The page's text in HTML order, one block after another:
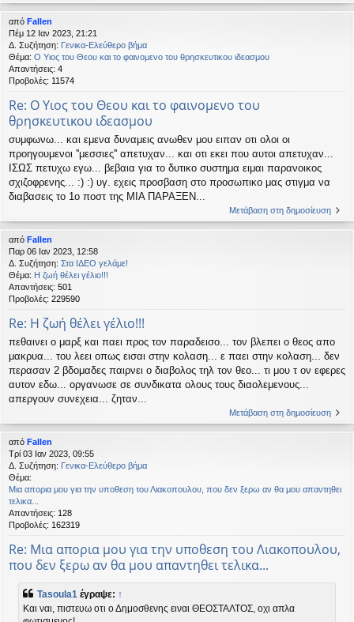
από Fallen
Πέμ 12 Ιαν 2023, 21:21
Δ. Συζήτηση: Γενικα-Ελεύθερο βήμα
Θέμα: Ο Υιος του Θεου και το φαινομενο του θρησκευτικου ιδεασμου
Απαντήσεις: 4
Προβολές: 11574
Re: Ο Υιος του Θεου και το φαινομενο του
θρησκευτικου ιδεασμου
συμφωνω... και εμενα δυναμεις ανωθεν μου ειπαν οτι ολοι οι
προηγουμενοι ''μεσσιες'' απετυχαν... και οτι εκει που αυτοι απετυχαν...
ΙΣΩΣ πετυχω εγω... βεβαια για το δυτικο συστημα ειμαι παρανοικος
σχιζοφρενης... :) :) υγ. εχεις προσβαση στο προσωπικο μας στιγμα να
διαβασεις το 1ο ποστ της ΜΙΑ ΠΑΡΑΞΕΝ...
Μετάβαση στη δημοσίευση
από Fallen
Παρ 06 Ιαν 2023, 12:58
Δ. Συζήτηση: Στα ΙΔΕΟ γελάμε!
Θέμα: Η ζωή θέλει γέλιο!!!
Απαντήσεις: 501
Προβολές: 229590
Re: Η ζωή θέλει γέλιο!!!
πεθαινει ο μαρξ και παει προς τον παραδεισο... τον βλεπει ο θεος απο
μακρυα... του λεει οπως εισαι στην κολαση... ε παει στην κολαση... δεν
περασαν 2 βδομαδες παιρνει ο διαβολος τηλ τον θεο... τι μου τ ον εφερες
αυτον εδω... οργανωσε σε συνδικατα ολους τους διαολεμενους...
απεργουν συνεχεια... ζηταν...
Μετάβαση στη δημοσίευση
από Fallen
Τρί 03 Ιαν 2023, 09:55
Δ. Συζήτηση: Γενικα-Ελεύθερο βήμα
Θέμα:
Μια απορια μου για την υποθεση του Λιακοπουλου, που δεν ξερω αν θα μου απαντηθει
τελικα...
Απαντήσεις: 128
Προβολές: 162319
Re: Μια απορια μου για την υποθεση του Λιακοπουλου,
που δεν ξερω αν θα μου απαντηθει τελικα...
Tasoula1 έγραψε: ↑
Και ναι, πιστευω οτι ο Δημοσθενης ειναι ΘΕΟΣΤΑΛΤΟΣ, οχι απλα